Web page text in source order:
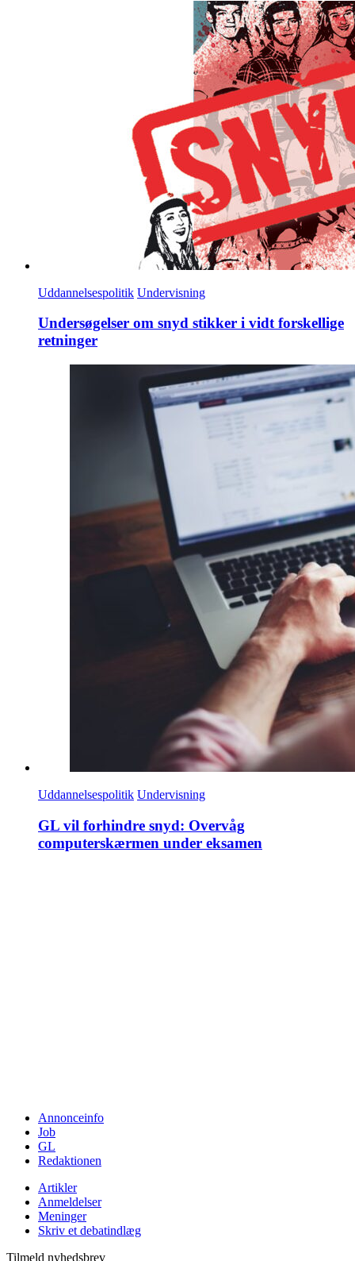
Uddannelsespolitik Undervisning
Undersøgelser om snyd stikker i vidt forskellige
retninger
Uddannelsespolitik Undervisning
GL vil forhindre snyd: Overvåg
computerskærmen under eksamen
Annonceinfo
Job
GL
Redaktionen
Artikler
Anmeldelser
Meninger
Skriv et debatindlæg
Tilmeld nyhedsbrev